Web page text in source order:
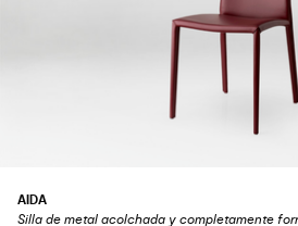
AIDA
Silla de metal acolchada y completamente